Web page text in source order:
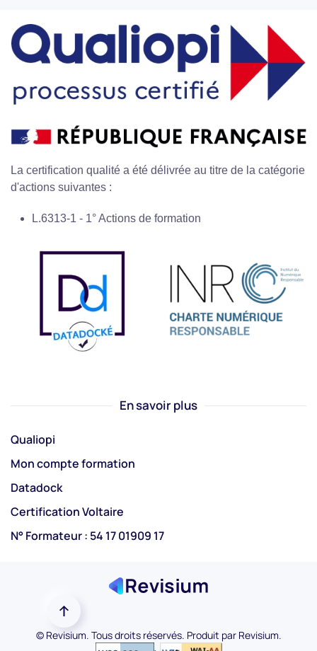
La certification qualité a été délivrée au titre de la catégorie
d'actions suivantes :
L.6313-1 - 1° Actions de formation
En savoir plus
Qualiopi
Mon compte formation
Datadock
Certification Voltaire
N° Formateur : 54 17 01909 17
© Revisium. Tous droits réservés. Produit par Revisium.